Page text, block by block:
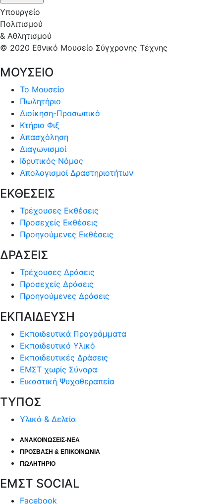
Υπουργείο
Πολιτισμού
& Αθλητισμού
© 2020 Εθνικό Μουσείο Σύγχρονης Τέχνης
ΜΟΥΣΕΙΟ
Το Μουσείο
Πωλητήριο
Διοίκηση-Προσωπικό
Κτήριο Φιξ
Απασχόληση
Διαγωνισμοί
Ιδρυτικός Νόμος
Απολογισμοί Δραστηριοτήτων
ΕΚΘΕΣΕΙΣ
Τρέχουσες Εκθέσεις
Προσεχείς Εκθέσεις
Προηγούμενες Εκθέσεις
ΔΡΑΣΕΙΣ
Τρέχουσες Δράσεις
Προσεχείς Δράσεις
Προηγούμενες Δράσεις
ΕΚΠΑΙΔΕΥΣΗ
Εκπαιδευτικά Προγράμματα
Εκπαιδευτικό Υλικό
Εκπαιδευτικές Δράσεις
ΕΜΣΤ χωρίς Σύνορα
Εικαστική Ψυχοθεραπεία
ΤΥΠΟΣ
Υλικό & Δελτία
ΑΝΑΚΟΙΝΩΣΕΙΣ-ΝΕΑ
ΠΡΟΣΒΑΣΗ & ΕΠΙΚΟΙΝΩΝΙΑ
ΠΩΛΗΤΗΡΙΟ
ΕΜΣΤ SOCIAL
Facebook